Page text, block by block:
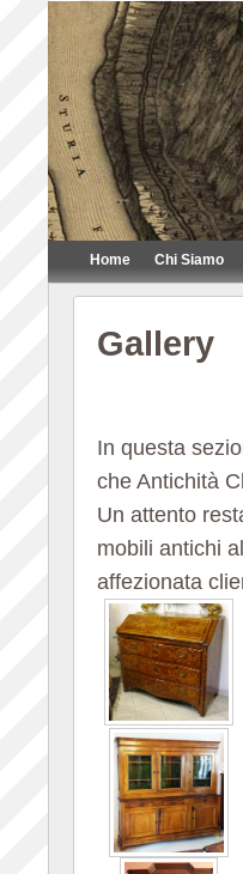
Home Chi Siamo
Gallery
In questa
che Antichità
Un attento
mobili antichi
affezionata